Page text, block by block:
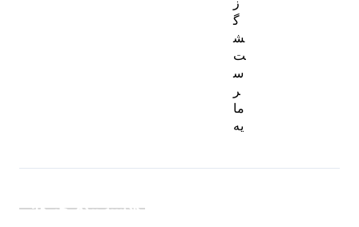
گ
ش
ت
س
ر
ما
یه
دسته بندی خبرها: